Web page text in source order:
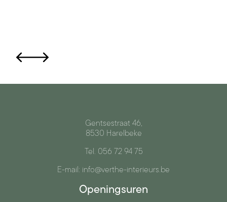
Gentsestraat 46,
8530 Harelbeke
Tel. 056 72 94 75
E-mail: info@verthe-interieurs.be
Openingsuren